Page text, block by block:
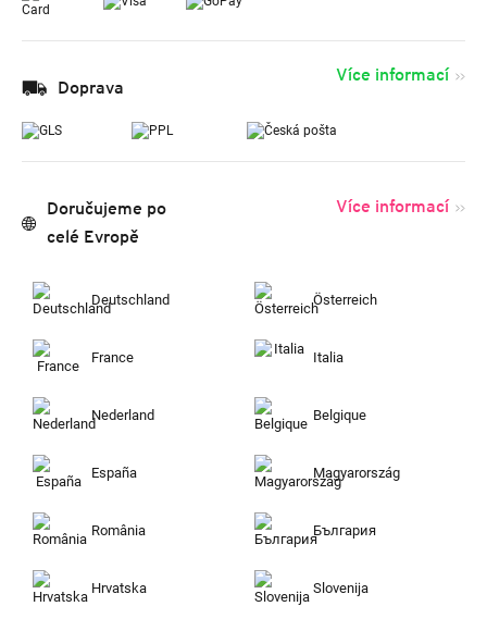
Doprava
Více informací
Doručujeme po
celé Evropě
Více informací
Deutschland Österreich
France Italia
Nederland Belgique
España Magyarország
România България
Hrvatska Slovenija